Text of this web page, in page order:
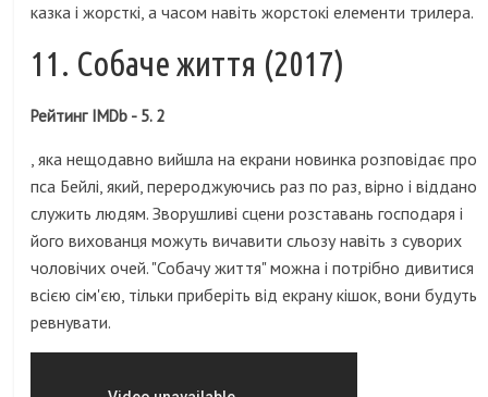
казка і жорсткі, а часом навіть жорстокі елементи трилера.
11. Собаче життя (2017)
Рейтинг IMDb - 5. 2
, яка нещодавно вийшла на екрани новинка розповідає про
пса Бейлі, який, перероджуючись раз по раз, вірно і віддано
служить людям. Зворушливі сцени розставань господаря і
його вихованця можуть вичавити сльозу навіть з суворих
чоловічих очей. "Собачу життя" можна і потрібно дивитися
всією сім'єю, тільки приберіть від екрану кішок, вони будуть
ревнувати.